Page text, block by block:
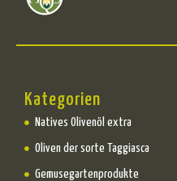
Kategorien
Natives Olivenöl extra
Oliven der sorte Taggiasca
Gemusegartenprodukte